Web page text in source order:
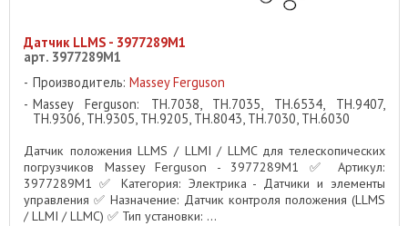
Датчик LLMS - 3977289M1
арт. 3977289M1
Производитель: Massey Ferguson
Massey Ferguson: TH.7038, TH.7035, TH.6534, TH.9407,
TH.9306, TH.9305, TH.9205, TH.8043, TH.7030, TH.6030
Датчик положения LLMS / LLMI / LLMC для телескопических
погрузчиков Massey Ferguson - 3977289M1 ✅ Артикул:
3977289M1 ✅ Категория: Электрика - Датчики и элементы
управления ✅ Назначение: Датчик контроля положения (LLMS
/ LLMI / LLMC) ✅ Тип установки: ...